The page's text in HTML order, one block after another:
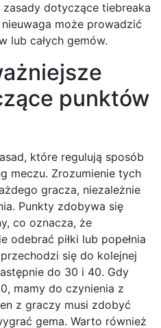
dotyczące tiebreaka
może prowadzić
lub całych gemów.
punktów
które regulują sposób
meczu. Zrozumienie tych
gracza, niezależnie
Punkty zdobywa się
co oznacza, że
odebrać piłki lub popełnia
się do kolejnej
do 30 i 40. Gdy
mamy do czynienia z
z graczy musi zdobyć
gema. Warto również